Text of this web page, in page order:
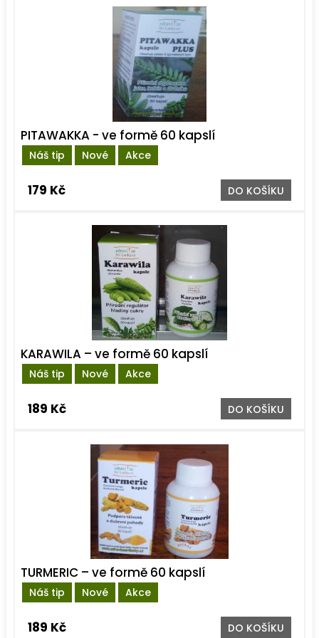
Náš tip Nové Akce
PITAWAKKA - ve formě 60 kapslí
179 Kč DO KOŠÍKU
Náš tip Nové Akce
KARAWILA – ve formě 60 kapslí
189 Kč DO KOŠÍKU
Náš tip Nové Akce
TURMERIC – ve formě 60 kapslí
189 Kč DO KOŠÍKU